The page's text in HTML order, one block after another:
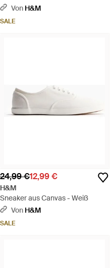
Von H&M
SALE
24,99 €12,99 €
H&M
Sneaker aus Canvas - Weiß
Von H&M
SALE